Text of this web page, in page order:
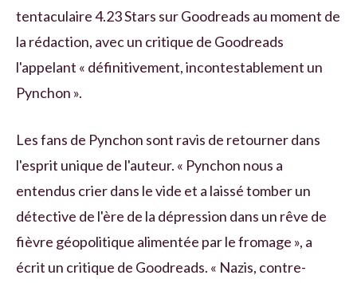
tentaculaire 4.23 Stars sur Goodreads au moment de
la rédaction, avec un critique de Goodreads
l'appelant « définitivement, incontestablement un
Pynchon ».
Les fans de Pynchon sont ravis de retourner dans
l'esprit unique de l'auteur. « Pynchon nous a
entendus crier dans le vide et a laissé tomber un
détective de l'ère de la dépression dans un rêve de
fièvre géopolitique alimentée par le fromage », a
écrit un critique de Goodreads. « Nazis, contre-